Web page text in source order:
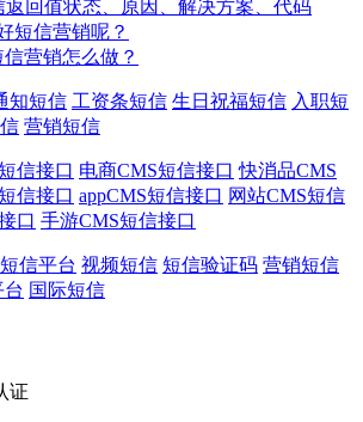
返回值状态、原因、解决方案、代码
短信营销呢？
营销怎么做？
知短信 工资条短信 生日祝福短信 入职短
营销短信
信接口 电商CMS短信接口 快消品CMS
信接口 appCMS短信接口 网站CMS短信
口 手游CMS短信接口
短信平台 视频短信 短信验证码 营销短信
台 国际短信
证